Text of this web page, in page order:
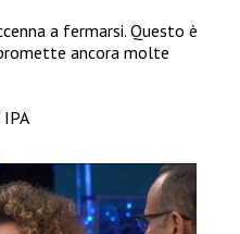
a fermarsi. Questo è
ancora molte